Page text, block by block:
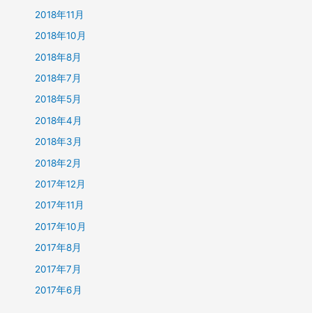
2018年11月
2018年10月
2018年8月
2018年7月
2018年5月
2018年4月
2018年3月
2018年2月
2017年12月
2017年11月
2017年10月
2017年8月
2017年7月
2017年6月